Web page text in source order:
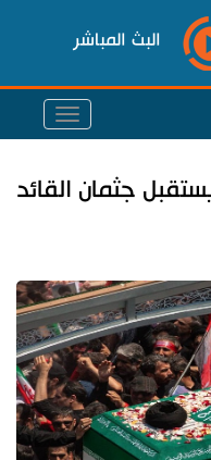
البث المباشر
جثمان القائد